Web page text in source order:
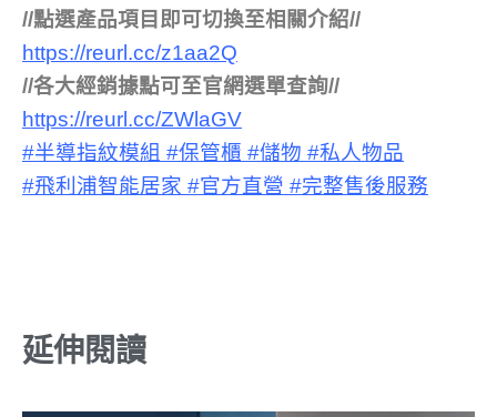
//點選產品項目即可切換至相關介紹//
https://reurl.cc/z1aa2Q
//各大經銷據點可至官網選單查詢//
https://reurl.cc/ZWlaGV
#半導指紋模組 #保管櫃 #儲物 #私人物品
#飛利浦智能居家 #官方直營 #完整售後服務
延伸閱讀